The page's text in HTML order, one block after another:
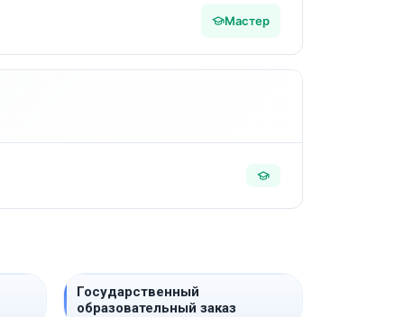
Мастер
Государственный
образовательный заказ